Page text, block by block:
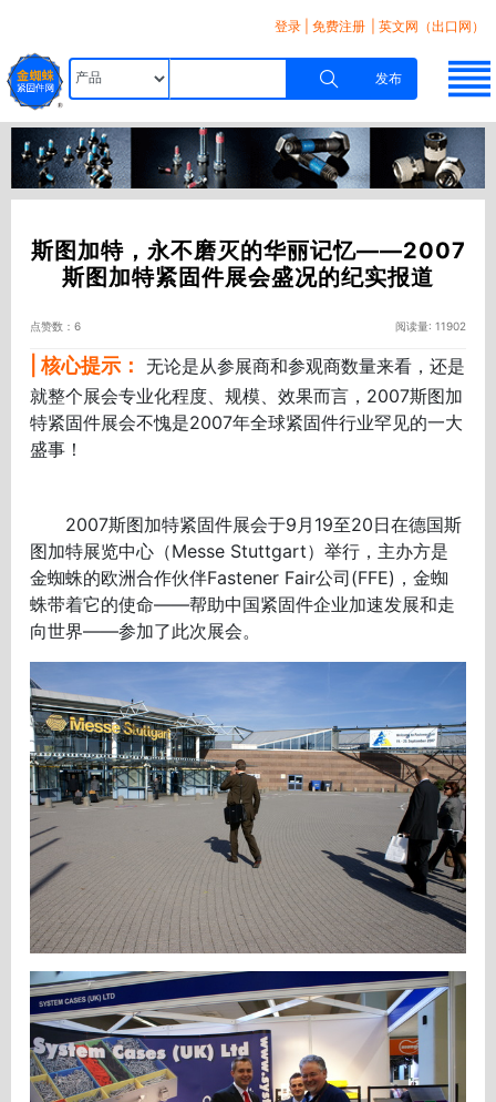
登录 免费注册 | 英文网（出口网）
发布
斯图加特，永不磨灭的华丽记忆——2007
斯图加特紧固件展会盛况的纪实报道
点赞数：6 阅读量: 11902
| 核心提示：
无论是从参展商和参观商数量来看，还是
就整个展会专业化程度、规模、效果而言，2007斯图加
特紧固件展会不愧是2007年全球紧固件行业罕见的一大
盛事！
2007斯图加特紧固件展会于9月19至20日在德国斯
图加特展览中心（Messe Stuttgart）举行，主办方是
金蜘蛛的欧洲合作伙伴Fastener Fair公司(FFE)，金蜘
蛛带着它的使命——帮助中国紧固件企业加速发展和走
向世界——参加了此次展会。